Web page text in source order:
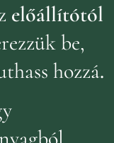
előállítótól
be,
hozzá.